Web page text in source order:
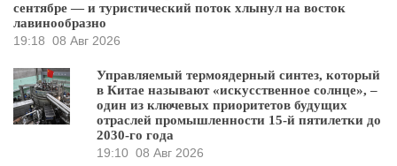
сентябре — и туристический поток хлынул на восток
лавинообразно
19:18 08 Авг 2026
Управляемый термоядерный синтез, который
в Китае называют «искусственное солнце», –
один из ключевых приоритетов будущих
отраслей промышленности 15-й пятилетки до
2030-го года
19:10 08 Авг 2026